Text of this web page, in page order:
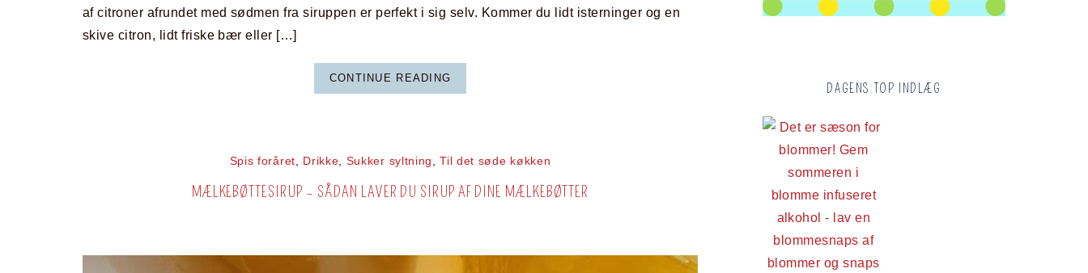
af citroner afrundet med sødmen fra siruppen er perfekt i sig selv. Kommer du lidt isterninger og en
skive citron, lidt friske bær eller […]
CONTINUE READING
Spis foråret, Drikke, Sukker syltning ,Til det søde køkken
MÆLKEBØTTESIRUP – SÅDAN LAVER DU SIRUP AF DINE MÆLKEBØTTER
DAGENS TOP INDLÆG